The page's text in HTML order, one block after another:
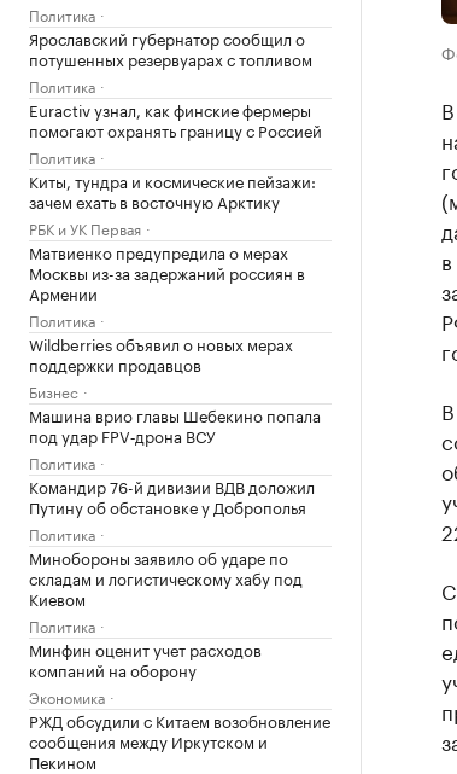
Политика
Ярославский губернатор сообщил о
потушенных резервуарах с топливом
Политика
Euractiv узнал, как финские фермеры
помогают охранять границу с Россией
Политика
Киты, тундра и космические пейзажи:
зачем ехать в восточную Арктику
РБК и УК Первая
Матвиенко предупредила о мерах
Москвы из-за задержаний россиян в
Армении
Политика
Wildberries объявил о новых мерах
поддержки продавцов
Бизнес
Машина врио главы Шебекино попала
под удар FPV‑дрона ВСУ
Политика
Командир 76-й дивизии ВДВ доложил
Путину об обстановке у Доброполья
Политика
Минобороны заявило об ударе по
складам и логистическому хабу под
Киевом
Политика
Минфин оценит учет расходов
компаний на оборону
Экономика
РЖД обсудили с Китаем возобновление
сообщения между Иркутском и
Пекином